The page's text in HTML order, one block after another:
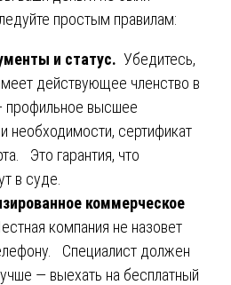
простым правилам:
и статус. Убедитесь,
действующее членство в
профильное высшее
необходимости, сертификат
Это гарантия, что
в суде.
коммерческое
компания не назовет
Специалист должен
— выехать на бесплатный